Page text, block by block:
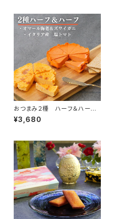
おつまみ２種 ハーフ＆ハー
フ オマール海老＆ズワイガニ ・
イタリア産塩トマト
¥3,680